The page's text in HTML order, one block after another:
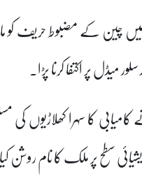
چین کے مضبوط حریف
پر اکتفا کرنا پڑا۔
کا سہرا
سطح پر ملک کا نام